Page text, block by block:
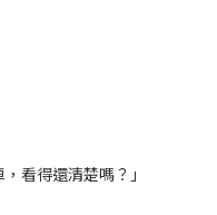
看得還清楚嗎？」